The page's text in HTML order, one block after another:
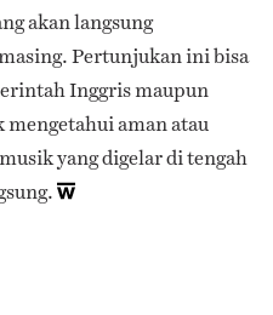
akan langsung
Pertunjukan ini bisa
Inggris maupun
aman atau
yang digelar di tengah